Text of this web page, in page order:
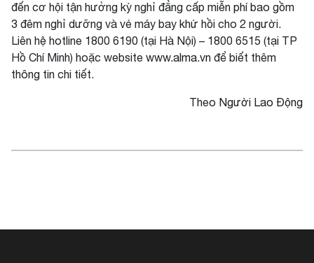
đến cơ hội tận hưởng kỳ nghỉ đẳng cấp miễn phí bao gồm
3 đêm nghỉ dưỡng và vé máy bay khứ hồi cho 2 người.
Liên hệ hotline 1800 6190 (tại Hà Nội) – 1800 6515 (tại TP
Hồ Chí Minh) hoặc website www.alma.vn để biết thêm
thông tin chi tiết.
Theo Người Lao Động